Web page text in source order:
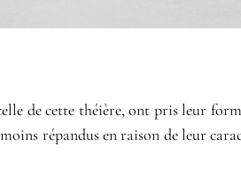
de cette théière, ont pris leur
moins répandus en raison de leur